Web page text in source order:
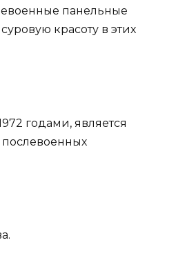
панельные
красоту в этих
годами, является